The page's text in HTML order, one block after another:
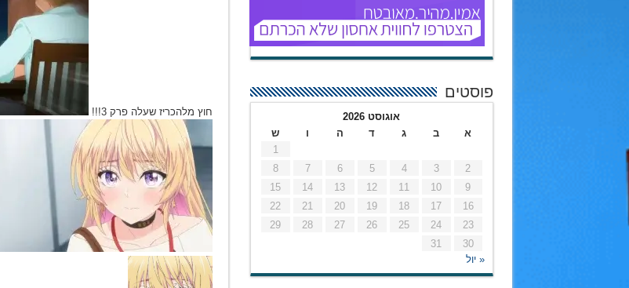
חוץ מלהכריז שעלה פרק 3!!!
פוסטים
אוגוסט 2026
א
ב ג ד ה ו
ש
1
2
3
4
5
6
7
8
9
10
11
12
13
14
15
16
17
18
19
20
21
22
23
24
25
26
27
28
29
30
31
« יול